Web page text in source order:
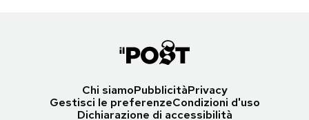
Chi siamoPubblicitàPrivacy
Gestisci le preferenzeCondizioni d'uso
Dichiarazione di accessibilità